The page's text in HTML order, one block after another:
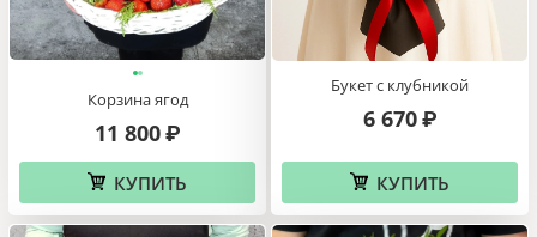
Корзина ягод
11 800 ₽
КУПИТЬ
Букет с клубникой
6 670 ₽
КУПИТЬ